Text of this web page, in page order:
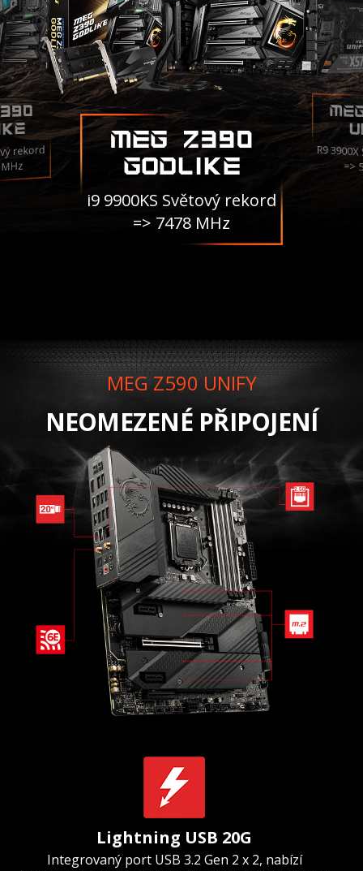
MEG Z390
GODLIKE
i9 9900KS Světový rekord
=> 7478 MHz
R9
=>
rekord
MEG Z590 UNIFY
NEOMEZENÉ PŘIPOJENÍ
Lightning USB 20G
Integrovaný port USB 3.2 Gen 2 x 2, nabízí